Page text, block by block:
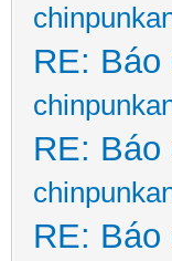
RE:
RE:
RE: